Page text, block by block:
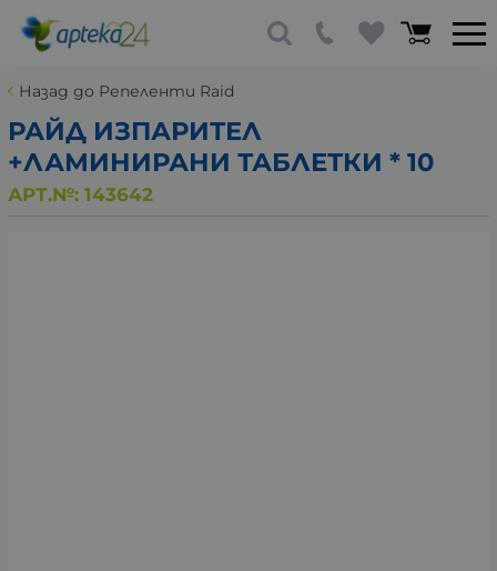
Назад до Репеленти Raid
РАЙД ИЗПАРИТЕЛ
+ЛАМИНИРАНИ ТАБЛЕТКИ * 10
АРТ.№: 143642